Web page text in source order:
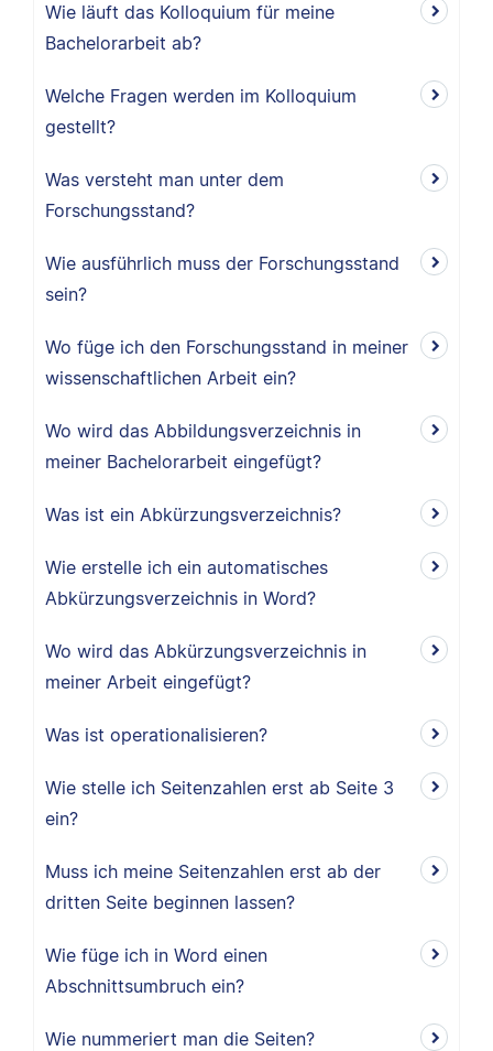
Wie läuft das Kolloquium für meine
Bachelorarbeit ab?
Welche Fragen werden im Kolloquium
gestellt?
Was versteht man unter dem
Forschungsstand?
Wie ausführlich muss der Forschungsstand
sein?
Wo füge ich den Forschungsstand in meiner
wissenschaftlichen Arbeit ein?
Wo wird das Abbildungsverzeichnis in
meiner Bachelorarbeit eingefügt?
Was ist ein Abkürzungsverzeichnis?
Wie erstelle ich ein automatisches
Abkürzungsverzeichnis in Word?
Wo wird das Abkürzungsverzeichnis in
meiner Arbeit eingefügt?
Was ist operationalisieren?
Wie stelle ich Seitenzahlen erst ab Seite 3
ein?
Muss ich meine Seitenzahlen erst ab der
dritten Seite beginnen lassen?
Wie füge ich in Word einen
Abschnittsumbruch ein?
Wie nummeriert man die Seiten?